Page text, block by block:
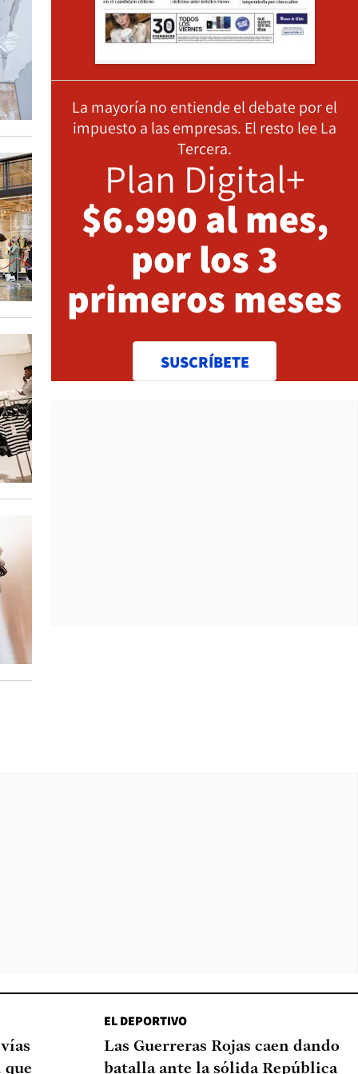
La mayoría no entiende el debate por el
impuesto a las empresas. El resto lee La
Tercera.
Plan Digital+
$6.990 al mes,
por los 3
primeros meses
SUSCRÍBETE
que
EL DEPORTIVO
Las Guerreras Rojas caen dando
batalla ante la sólida República